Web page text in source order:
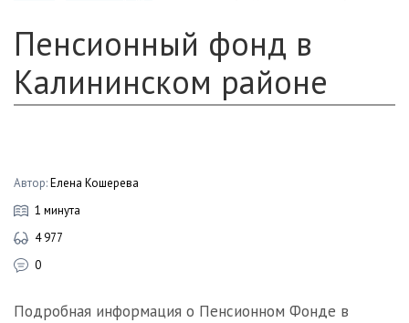
Пенсионный фонд в
Калининском районе
Автор:Елена Кошерева
1 минута
4 977
0
Подробная информация о Пенсионном Фонде в